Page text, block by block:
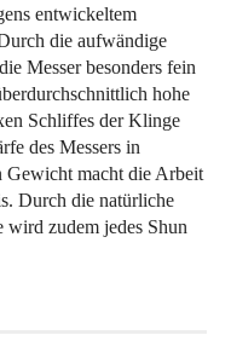
entwickeltem
die aufwändige
Messer besonders fein
hohe
Schliffes der Klinge
des Messers in
Gewicht macht die Arbeit
Durch die natürliche
zudem jedes Shun